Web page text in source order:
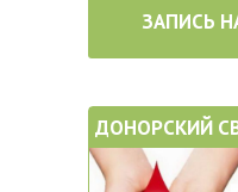
ЗАПИСЬ
ДОНОРСКИЙ